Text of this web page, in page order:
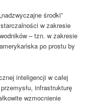
środki”
w zakresie
– tzn. w zakresie
po prostu by
inteligencji w całej
infrastrukturę
wzmocnienie